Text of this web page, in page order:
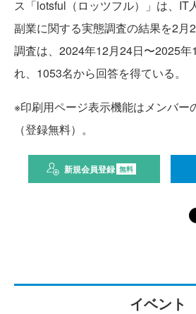
ス「lotsful（ロッツフル）」は、IT
副業に関する実態調査の結果を2月
調査は、2024年12月24日〜2025
れ、1053名から回答を得ている。
※印刷用ページ表示機能はメンバー
（登録無料）。
新規会員登録 無料
イベント